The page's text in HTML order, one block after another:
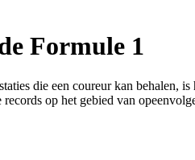
Formule 1
die een coureur kan behalen,
op het gebied van